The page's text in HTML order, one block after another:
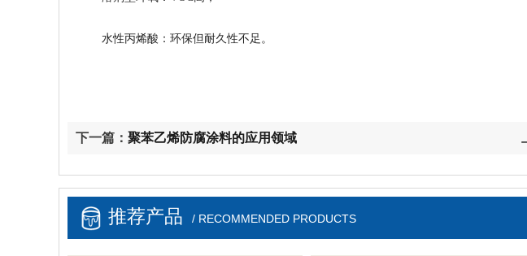
水性丙烯酸：环保但耐久性不足。
下一篇： 聚苯乙烯防腐涂料的应用领域
推荐产品 / RECOMMENDED PRODUCTS